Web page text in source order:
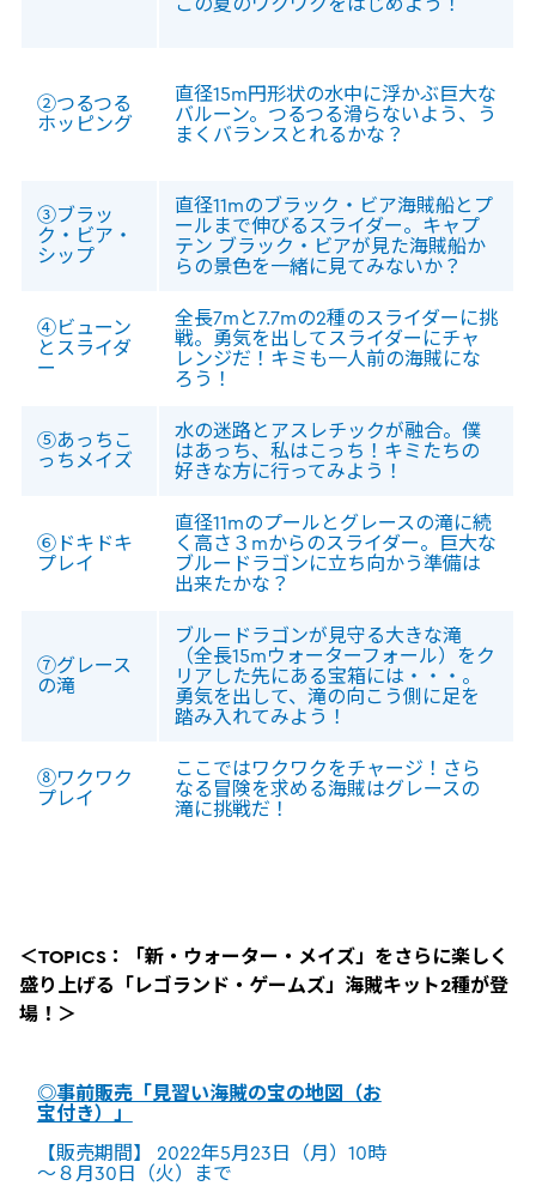
②つるつる
ホッピング
直径15m円形状の水中に浮かぶ巨大な
バルーン。つるつる滑らないよう、う
まくバランスとれるかな？
③ブラッ
ク・ビア・
シップ
直径11mのブラック・ビア海賊船とプ
ールまで伸びるスライダー。キャプ
テン ブラック・ビアが見た海賊船か
らの景色を一緒に見てみないか？
④ビューン
とスライダ
ー
全長7mと7.7mの2種のスライダーに挑
戦。勇気を出してスライダーにチャ
レンジだ！キミも一人前の海賊にな
ろう！
⑤あっちこ
っちメイズ
水の迷路とアスレチックが融合。僕
はあっち、私はこっち！キミたちの
好きな方に行ってみよう！
⑥ドキドキ
プレイ
直径11mのプールとグレースの滝に続
く高さ３mからのスライダー。巨大な
ブルードラゴンに立ち向かう準備は
出来たかな？
⑦グレース
の滝
ブルードラゴンが見守る大きな滝
（全長15mウォーターフォール）をク
リアした先にある宝箱には・・・。
勇気を出して、滝の向こう側に足を
踏み入れてみよう！
⑧ワクワク
プレイ
ここではワクワクをチャージ！さら
なる冒険を求める海賊はグレースの
滝に挑戦だ！
＜TOPICS：「新・ウォーター・メイズ」をさらに楽しく
盛り上げる「レゴランド・ゲームズ」海賊キット2種が登
場！＞
◎事前販売「見習い海賊の宝の地図（お
宝付き）」
【販売期間】 2022年5月23日（月）10時
～８月30日（火）まで